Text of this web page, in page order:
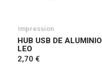
Impression
HUB USB DE ALUMINIO
LEO
2,70 €